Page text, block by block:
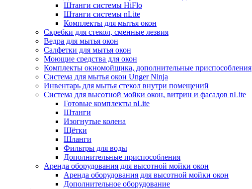
Штанги системы HiFlo
Штанги системы nLite
Комплекты для мытья окон
Скребки для стекол, сменные лезвия
Ведра для мытья окон
Салфетки для мытья окон
Моющие средства для окон
Комплекты окномойщика, дополнительные приспособления
Система для мытья окон Unger Ninja
Инвентарь для мытья стекол внутри помещений
Система для высотной мойки окон, витрин и фасадов nLite
Готовые комплекты nLite
Штанги
Изогнутые колена
Щётки
Шланги
Фильтры для воды
Дополнительные приспособления
Аренда оборудования для высотной мойки окон
Аренда оборудования для высотной мойки окон
Дополнительное оборудование